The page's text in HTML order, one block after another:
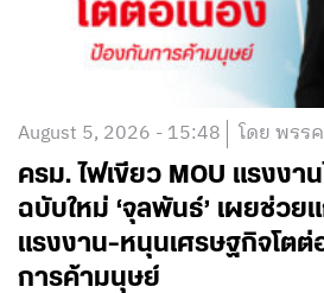
August 5, 2026 - 15:48 โดย พรร
ครม. ไฟเขียว MOU แรงงา
ฉบับใหม่ ‘จุลพันธ์’ เผยช่ว
แรงงาน-หนุนเศรษฐกิจโต
การค้ามนุษย์